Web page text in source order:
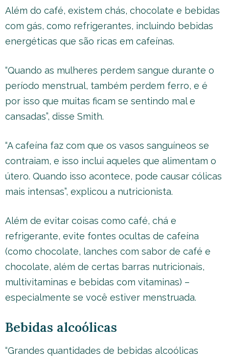
Além do café, existem chás, chocolate e bebidas
com gás, como refrigerantes, incluindo bebidas
energéticas que são ricas em cafeínas.
“Quando as mulheres perdem sangue durante o
período menstrual, também perdem ferro, e é
por isso que muitas ficam se sentindo mal e
cansadas”, disse Smith.
“A cafeína faz com que os vasos sanguíneos se
contraiam, e isso inclui aqueles que alimentam o
útero. Quando isso acontece, pode causar cólicas
mais intensas”, explicou a nutricionista.
Além de evitar coisas como café, chá e
refrigerante, evite fontes ocultas de cafeína
(como chocolate, lanches com sabor de café e
chocolate, além de certas barras nutricionais,
multivitaminas e bebidas com vitaminas) –
especialmente se você estiver menstruada.
Bebidas alcoólicas
“Grandes quantidades de bebidas alcoólicas